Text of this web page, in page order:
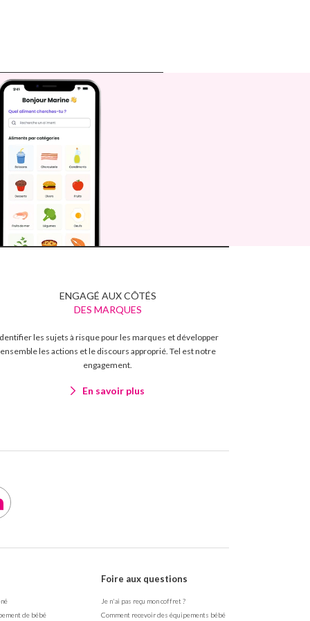
ENGAGÉ AUX CÔTÉS
DES MARQUES
les sujets à risque pour les marques et développer
ensemble les actions et le discours approprié. Tel est notre
engagement.
En savoir plus
de bébé
Foire aux questions
Je n'ai pas reçu mon coffret ?
Comment recevoir des équipements bébé